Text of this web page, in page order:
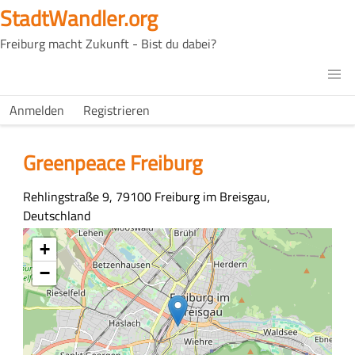
Direkt
zum
Inhalt
StadtWandler.org
Freiburg macht Zukunft - Bist du dabei?
Main
H4C
USER
Anmelden Registrieren
Greenpeace Freiburg
Adresse
Rehlingstraße 9, 79100 Freiburg im Breisgau,
Deutschland
Koordinaten
+
−